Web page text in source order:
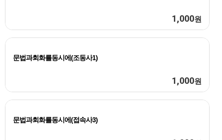
1,000원
문법과회화를동시에(조동사1)
1,000원
문법과회화를동시에(접속사3)